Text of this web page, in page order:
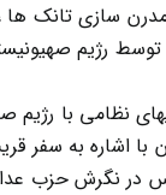
سازی تانک
رژیم
با رژیم
اشاره به سفر
در نگرش حزب